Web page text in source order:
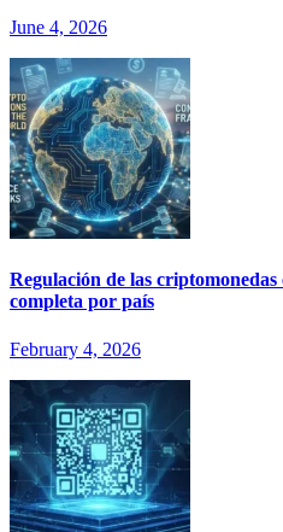
June 4, 2026
Regulación de las
completa por país
February 4, 2026